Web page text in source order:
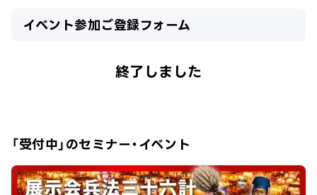
イベント参加ご登録フォーム
終了しました
「受付中」のセミナー・イベント